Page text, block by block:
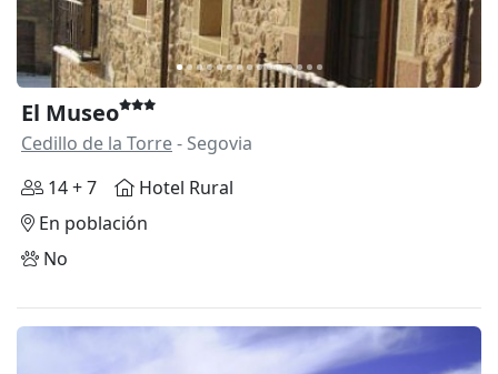
El Museo
Cedillo de la Torre- Segovia
14 + 7
Hotel Rural
En población
No